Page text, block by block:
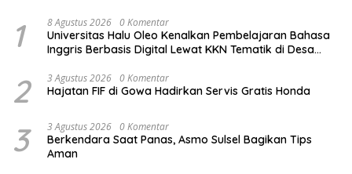
1 8 Agustus 2026 0 Komentar
Universitas Halu Oleo Kenalkan Pembelajaran Bahasa
Inggris Berbasis Digital Lewat KKN Tematik di Desa
2 3 Agustus 2026 0 Komentar
Hajatan FIF di Gowa Hadirkan Servis Gratis Honda
3 3 Agustus 2026 0 Komentar
Berkendara Saat Panas, Asmo Sulsel Bagikan Tips
Aman